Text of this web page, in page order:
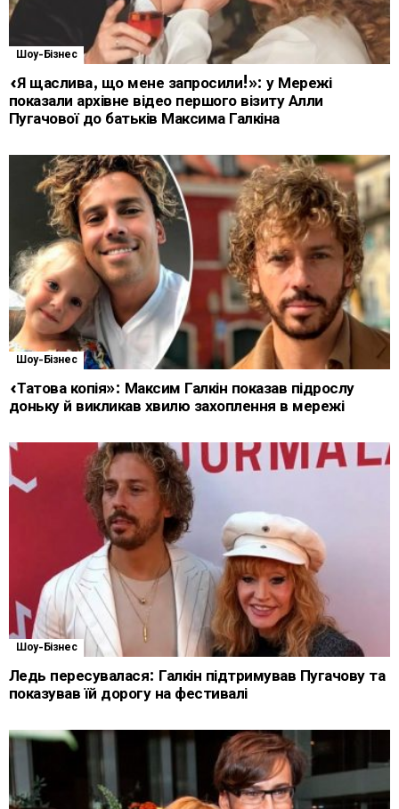
Шоу-Бізнес
«Я щаслива, що мене запросили!»: у Мережі
показали архівне відео першого візиту Алли
Пугачової до батьків Максима Галкіна
Шоу-Бізнес
«Татова копія»: Максим Галкін показав підрослу
доньку й викликав хвилю захоплення в мережі
Шоу-Бізнес
Ледь пересувалася: Галкін підтримував Пугачову та
показував їй дорогу на фестивалі